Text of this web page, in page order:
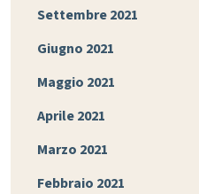
Settembre 2021
Giugno 2021
Maggio 2021
Aprile 2021
Marzo 2021
Febbraio 2021